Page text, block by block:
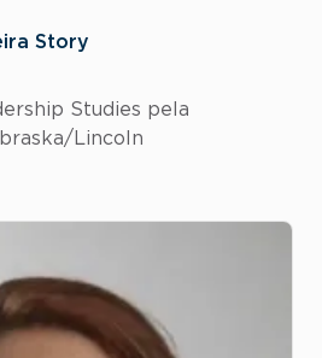
Story
Studies pela
Lincoln